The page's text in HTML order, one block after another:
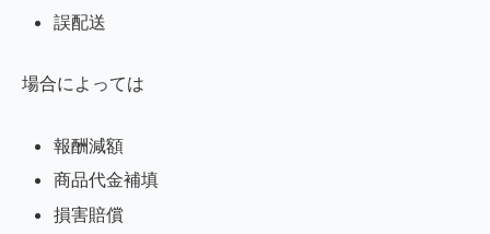
誤配送
場合によっては
報酬減額
商品代金補填
損害賠償